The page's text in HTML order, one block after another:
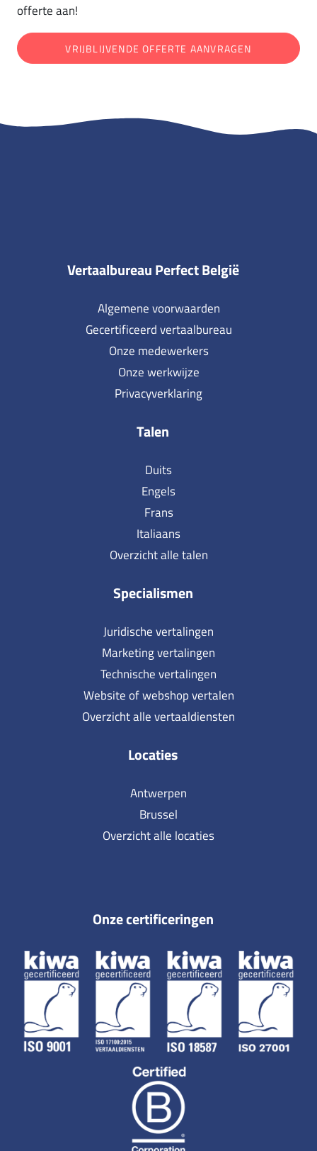
offerte aan!
VRIJBLIJVENDE OFFERTE AANVRAGEN
Vertaalbureau Perfect België
Algemene voorwaarden
Gecertificeerd vertaalbureau
Onze medewerkers
Onze werkwijze
Privacyverklaring
Talen
Duits
Engels
Frans
Italiaans
Overzicht alle talen
Specialismen
Juridische vertalingen
Marketing vertalingen
Technische vertalingen
Website of webshop vertalen
Overzicht alle vertaaldiensten
Locaties
Antwerpen
Brussel
Overzicht alle locaties
Onze certificeringen